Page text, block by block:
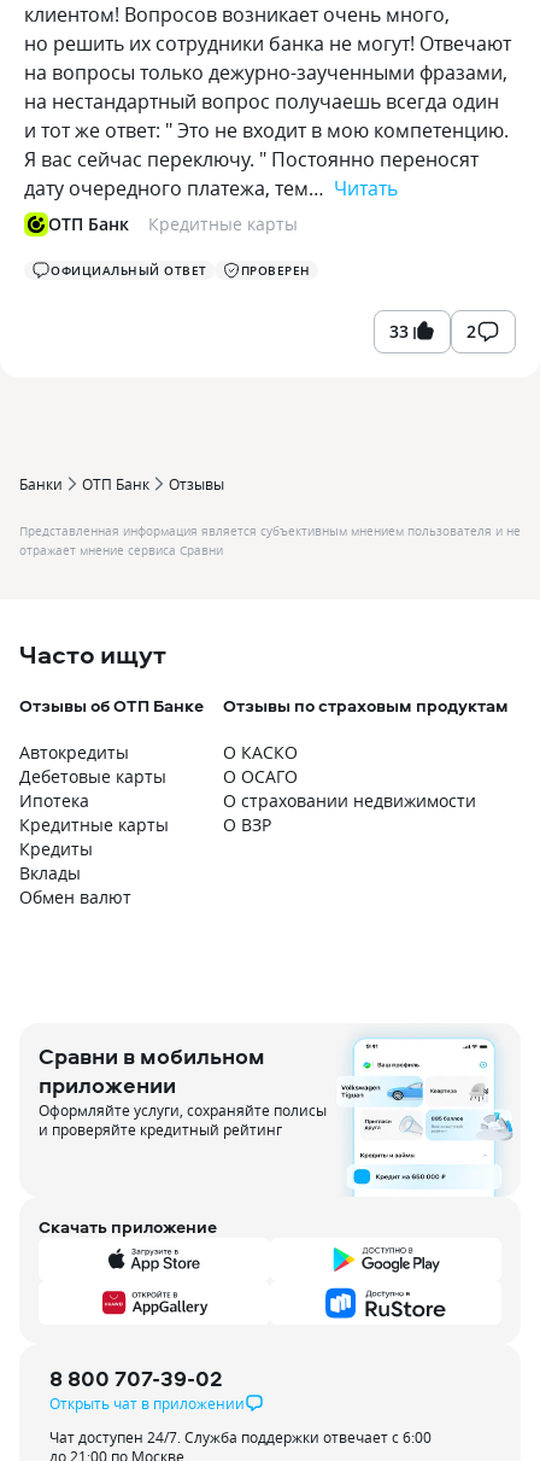
клиентом! Вопросов возникает очень много,
но решить их сотрудники банка не могут! Отвечают
на вопросы только дежурно-заученными фразами,
на нестандартный вопрос получаешь всегда один
и тот же ответ: " Это не входит в мою компетенцию.
Я вас сейчас переключу. " Постоянно переносят
дату очередного платежа, тем… Читать
ОТП Банк Кредитные карты
ОФИЦИАЛЬНЫЙ ОТВЕТ ПРОВЕРЕН
33 2
Банки ОТП Банк Отзывы
Представленная информация является субъективным мнением пользователя и не
отражает мнение сервиса Сравни
Часто ищут
Отзывы об ОТП Банке
Автокредиты
Дебетовые карты
Ипотека
Кредитные карты
Кредиты
Вклады
Обмен валют
Отзывы по страховым продуктам
О КАСКО
О ОСАГО
О страховании недвижимости
О ВЗР
Сравни в мобильном
приложении
Оформляйте услуги, сохраняйте полисы
и проверяйте кредитный рейтинг
Скачать приложение
8 800 707-39-02
Открыть чат в приложении
Чат доступен 24/7. Служба поддержки отвечает с 6:00
до 21:00 по Москве